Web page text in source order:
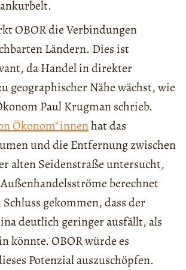
OBOR die Verbindungen
Ländern. Dies ist
da Handel in direkter
geographischer Nähe wächst, wie
Paul Krugman schrieb.
Ökonom*innenhat das
und die Entfernung zwischen
alten Seidenstraße untersucht,
berechnet
gekommen, dass der
deutlich geringer ausfällt, als
könnte. OBOR würde es
Potenzial auszuschöpfen.